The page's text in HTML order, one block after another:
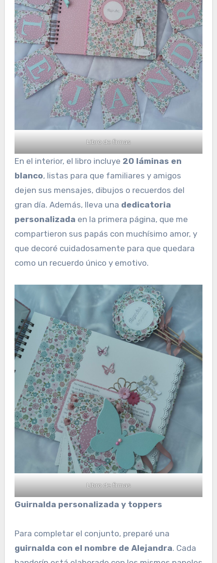
Libro de firmas
En el interior, el libro incluye 20 láminas en
blanco, listas para que familiares y amigos
dejen sus mensajes, dibujos o recuerdos del
gran día. Además, lleva una dedicatoria
personalizada en la primera página, que me
compartieron sus papás con muchísimo amor, y
que decoré cuidadosamente para que quedara
como un recuerdo único y emotivo.
Libro de firmas
Guirnalda personalizada y toppers
Para completar el conjunto, preparé una
guirnalda con el nombre de Alejandra. Cada